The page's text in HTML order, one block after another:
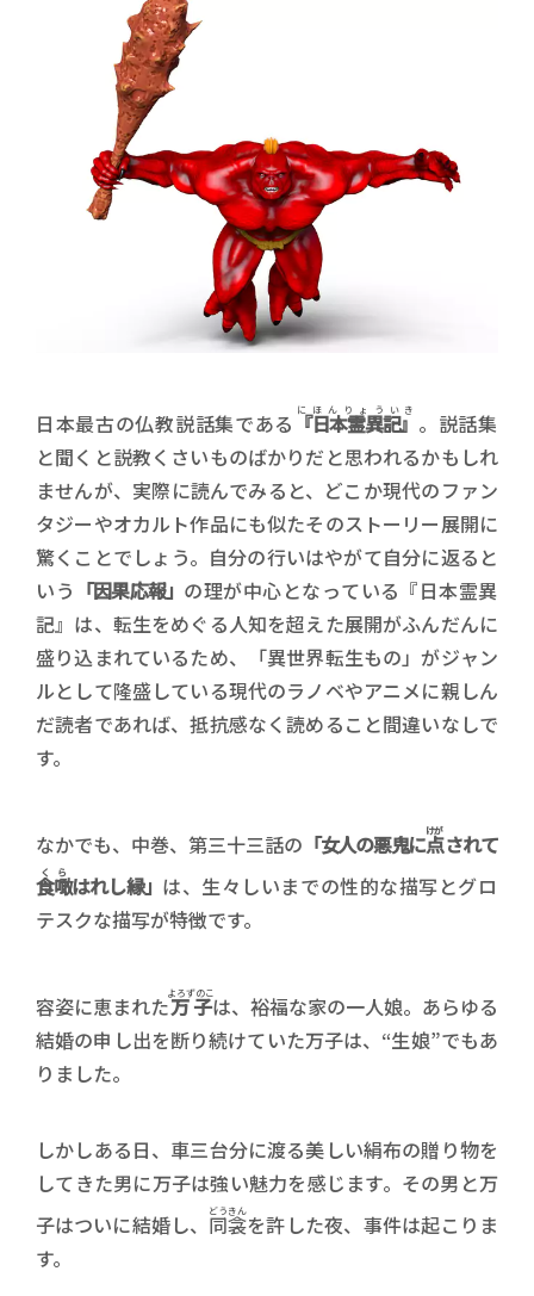
日本最古の仏教説話集である 『日本霊異記』
にほんりょういき 。説話集
と聞くと説教くさいものばかりだと思われるかもしれ
ませんが、実際に読んでみると、どこか現代のファン
タジーやオカルト作品にも似たそのストーリー展開に
驚くことでしょう。自分の行いはやがて自分に返ると
いう 「因果応報」 の理が中心となっている『日本霊異
記』は、転生をめぐる人知を超えた展開がふんだんに
盛り込まれているため、「異世界転生もの」がジャン
ルとして隆盛している現代のラノベやアニメに親しん
だ読者であれば、抵抗感なく読めること間違いなしで
す。
なかでも、中巻、第三十三話の 「女人の悪鬼に点
けがされて
食噉
くら はれし縁」 は、生々しいまでの性的な描写とグロ
テスクな描写が特徴です。
容姿に恵まれた万子
よろずのこは、裕福な家の一人娘。あらゆる
結婚の申し出を断り続けていた万子は、“生娘”でもあ
りました。
しかしある日、車三台分に渡る美しい絹布の贈り物を
してきた男に万子は強い魅力を感じます。その男と万
子はついに結婚し、 同衾
どうきんを許した夜、事件は起こりま
す。